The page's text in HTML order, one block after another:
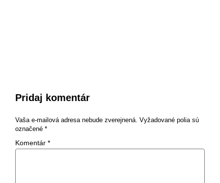
Pridaj komentár
Vaša e-mailová adresa nebude zverejnená. Vyžadované polia sú
označené *
Komentár *